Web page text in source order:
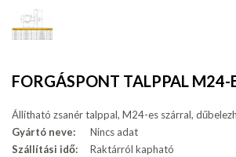
FORGÁSPONT TALPPAL M24-
Állítható zsanér talppal, M24-es szárral,
Gyártó neve:
Nincs adat
Szállítási idő:
Raktárról kapható